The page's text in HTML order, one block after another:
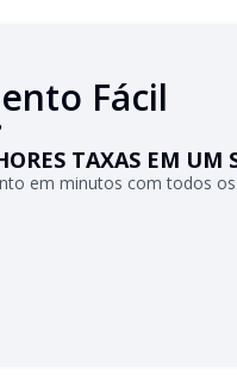
Fácil
TAXAS EM UM
em minutos com todos